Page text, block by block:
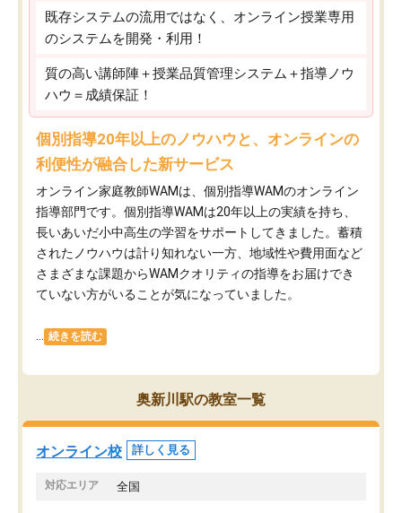
既存システムの流用ではなく、オンライン授業専用
のシステムを開発・利用！
質の高い講師陣＋授業品質管理システム＋指導ノウ
ハウ＝成績保証！
個別指導20年以上のノウハウと、オンラインの
利便性が融合した新サービス
オンライン家庭教師WAMは、個別指導WAMのオンライン
指導部門です。個別指導WAMは20年以上の実績を持ち、
長いあいだ小中高生の学習をサポートしてきました。蓄積
されたノウハウは計り知れない一方、地域性や費用面など
さまざまな課題からWAMクオリティの指導をお届けでき
ていない方がいることが気になっていました。
続きを読む
奥新川駅の教室一覧
オンライン校 詳しく見る
対応エリア 全国